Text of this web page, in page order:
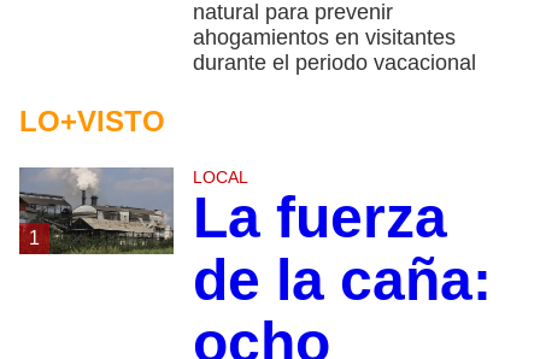
natural para prevenir
ahogamientos en visitantes
durante el periodo vacacional
LO+VISTO
1
LOCAL
La fuerza
de la caña:
ocho